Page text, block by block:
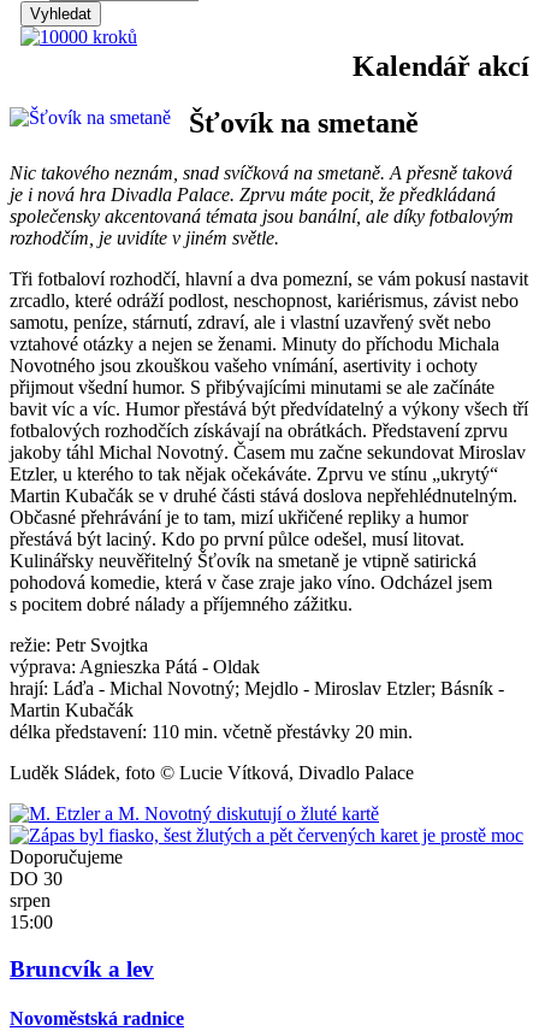
Vyhledat
Kalendář akcí
Šťovík na smetaně
Nic takového neznám, snad svíčková na smetaně. A přesně taková
je i nová hra Divadla Palace. Zprvu máte pocit, že předkládaná
společensky akcentovaná témata jsou banální, ale díky fotbalovým
rozhodčím, je uvidíte v jiném světle.
Tři fotbaloví rozhodčí, hlavní a dva pomezní, se vám pokusí nastavit
zrcadlo, které odráží podlost, neschopnost, kariérismus, závist nebo
samotu, peníze, stárnutí, zdraví, ale i vlastní uzavřený svět nebo
vztahové otázky a nejen se ženami. Minuty do příchodu Michala
Novotného jsou zkouškou vašeho vnímání, asertivity i ochoty
přijmout všední humor. S přibývajícími minutami se ale začínáte
bavit víc a víc. Humor přestává být předvídatelný a výkony všech tří
fotbalových rozhodčích získávají na obrátkách. Představení zprvu
jakoby táhl Michal Novotný. Časem mu začne sekundovat Miroslav
Etzler, u kterého to tak nějak očekáváte. Zprvu ve stínu „ukrytý“
Martin Kubačák se v druhé části stává doslova nepřehlédnutelným.
Občasné přehrávání je to tam, mizí ukřičené repliky a humor
přestává být laciný. Kdo po první půlce odešel, musí litovat.
Kulinářsky neuvěřitelný Šťovík na smetaně je vtipně satirická
pohodová komedie, která v čase zraje jako víno. Odcházel jsem
s pocitem dobré nálady a příjemného zážitku.
režie: Petr Svojtka
výprava: Agnieszka Pátá - Oldak
hrají: Láďa - Michal Novotný; Mejdlo - Miroslav Etzler; Básník -
Martin Kubačák
délka představení: 110 min. včetně přestávky 20 min.
Luděk Sládek, foto © Lucie Vítková, Divadlo Palace
Doporučujeme
DO 30
srpen
15:00
Bruncvík a lev
Novoměstská radnice